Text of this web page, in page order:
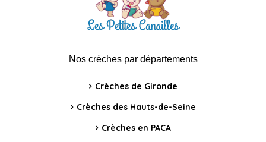
Nos crèches par départements
Crèches de Gironde
Crèches des Hauts-de-Seine
Crèches en PACA